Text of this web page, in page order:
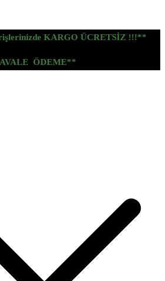
KARGO ÜCRETSİZ !!!**
ÖDEME**